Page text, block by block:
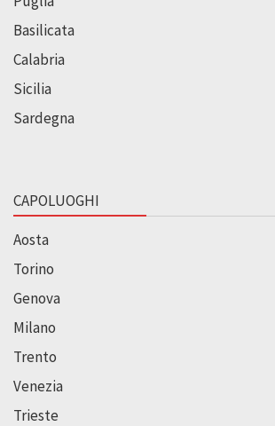
Basilicata
Calabria
Sicilia
Sardegna
CAPOLUOGHI
Aosta
Torino
Genova
Milano
Trento
Venezia
Trieste